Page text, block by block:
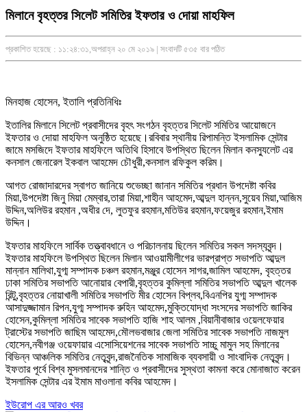
মিলানে বৃহত্তর সিলেট সমিতির ইফতার ও দোয়া মাহফিল
প্রকাশিত হয়েছে : ১১:২৪:৩১,অপরাহ্ন ২০ মে ২০১৯ | সংবাদটি ৫৩৫ বার পঠিত
মিনহাজ হোসেন, ইতালি প্রতিনিধিঃ
ইতালির মিলানে সিলেট প্রবাসীদের বৃহৎ সংগঠন বৃহত্তর সিলেট সমিতির আয়োজনে
ইফতার ও দোয়া মাহফিল অনুষ্ঠিত হয়েছে।রবিবার স্থানীয় রিপামন্তি ইসলামিক সেন্টার
জামে মসজিদে ইফতার মাহফিলে অতিথি হিসাবে উপস্থিত ছিলেন মিলান কনস্যুলেট এর
কনসাল জেনারেল ইকবাল আহমেদ চৌধুরী,কনসাল রফিকুল করিম।
আগত রোজাদারদের স্বাগত জানিয়ে শুভেচ্ছা জানান সমিতির প্রধান উপদেষ্টা কবির
মিয়া,উপদেষ্টা জিনু মিয়া মেম্বার,তারা মিয়া,শাহীন আহমেদ,আব্দুল হান্নন,সুয়েব মিয়া,আজিম
উদ্দিন,অলিউর রহমান ,অধীর দে, লুতফুর রহমান,মতিউর রহমান,ফয়েজুর রহমান,ইমাম
উদ্দিন।
ইফতার মাহফিলে সার্বিক তত্ত্বাবধানে ও পরিচালনায় ছিলেন সমিতির সকল সদস্যবৃন্দ।
ইফতার মাহফিলে উপস্থিত ছিলেন মিলান আওয়ামীলীগের ভারপ্রাপ্ত সভাপতি আব্দুল
মান্নান মালিথা,যুগ্ম সম্পাদক চঞ্চল রহমান,মঞ্জুর হোসেন সাগর,জামিল আহমেদ, বৃহত্তর
ঢাকা সমিতির সভাপতি আনোয়ার বেপারী,বৃহত্তর কুমিল্লা সমিতির সভাপতি আব্দুল খালেক
রিন্টু,বৃহত্তর নোয়াখালী সমিতির সভাপতি মীর হোসেন বিপ্লব,বিএনপির যুগ্ম সম্পাদক
আসাদুজ্জামান রিপন,যুগ্ম সম্পাদক রুহিন আহমেদ,মুক্তিযোদ্ধা সংসদের সভাপতি জাকির
হোসেন,কুমিল্লা সমিতির সাবেক সভাপতি হাজি শাহ আলম ,বিয়ানীবাজার ওয়েলফেয়ার
ট্রাস্টের সভাপতি জাছিম আহমেদ,মৌলভবাজার জেলা সমিতির সাবেক সভাপতি নাজমুল
হোসেন,নবীগঞ্জ ওয়েফায়ার এসোসিয়েশনের সাবেক সভাপতি সাচ্চু মামুন সহ মিলানের
বিভিন্ন আঞ্চলিক সমিতির নেতৃবৃন্দ,রাজনৈতিক সামাজিক ব্যবসায়ী ও সাংবাদিক নেতৃবৃন্দ।
ইফতার পূর্বে বিশ্ব মুসলমানদের শান্তি ও প্রবাসীদের সুস্থতা কামনা করে মোনাজাত করেন
ইসলামিক সেন্টার এর ইমাম মাওলানা কবির আহমেদ।
ইউরোপ এর আরও খবর